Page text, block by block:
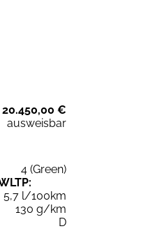
20.450,00 €
ausweisbar
4 (Green)
5,7 l/100km
130 g/km
D